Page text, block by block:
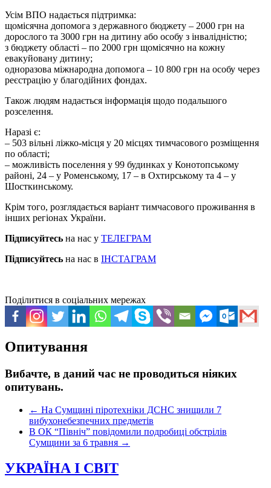
Усім ВПО надається підтримка:
щомісячна допомога з державного бюджету – 2000 грн на
дорослого та 3000 грн на дитину або особу з інвалідністю;
з бюджету області – по 2000 грн щомісячно на кожну
евакуйовану дитину;
одноразова міжнародна допомога – 10 800 грн на особу через
реєстрацію у благодійних фондах.
Також людям надається інформація щодо подальшого
розселення.
Наразі є:
– 503 вільні ліжко-місця у 20 місцях тимчасового розміщення
по області;
– можливість поселення у 99 будинках у Конотопському
районі, 24 – у Роменському, 17 – в Охтирському та 4 – у
Шосткинському.
Крім того, розглядається варіант тимчасового проживання в
інших регіонах України.
Підписуйтесь на нас у ТЕЛЕГРАМ
Підписуйтесь на нас в ІНСТАГРАМ
Поділитися в соціальних мережах
Опитування
Вибачте, в даний час не проводиться ніяких
опитувань.
← На Сумщині піротехніки ДСНС знищили 7
вибухонебезпечних предметів
В ОК “Північ” повідомили подробиці обстрілів
Сумщини за 6 травня →
УКРАЇНА І СВІТ